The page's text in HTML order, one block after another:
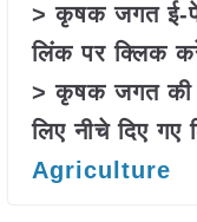
> कृषक जगत ई-
लिंक पर क्लिक
> कृषक जगत की
लिए नीचे दिए
Agriculture